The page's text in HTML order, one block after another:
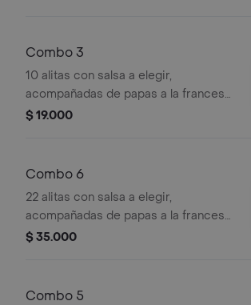
Combo 3
10 alitas con salsa a elegir,
acompañadas de papas a la francesa.
Decoradas con ajonjolí.
$ 19.000
Combo 6
22 alitas con salsa a elegir,
acompañadas de papas a la francesa
y decoradas con ajonjolí.
$ 35.000
Combo 5